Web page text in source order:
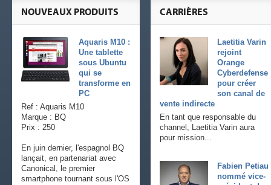
CARRIÈRES
Laetitia Varin
rejoint
Orange
Cyberdefense
pour créer
son canal de
vente indirecte
En tant que responsable du
channel, Laetitia Varin aura
pour mission...
Fabien Petiau
nommé vice-
NOUVEAUX PRODUITS
Aquaris M10 :
Une tablette
sous Ubuntu
qui se
transforme en
PC
Ref : Aquaris M10
Marque : BQ
Prix : 250
En juin dernier, l'espagnol BQ
lançait, en partenariat avec
Canonical, le premier
smartphone tournant sous l'OS